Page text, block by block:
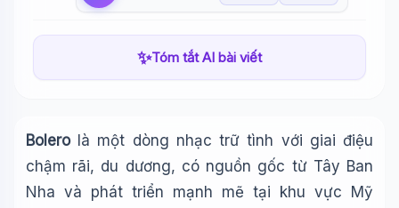
✨Tóm tắt AI bài viết
Bolerolà một dòng nhạc trữ tình với giai điệu
chậm rãi, du dương, có nguồn gốc từ Tây Ban
Nha và phát triển mạnh mẽ tại khu vực Mỹ